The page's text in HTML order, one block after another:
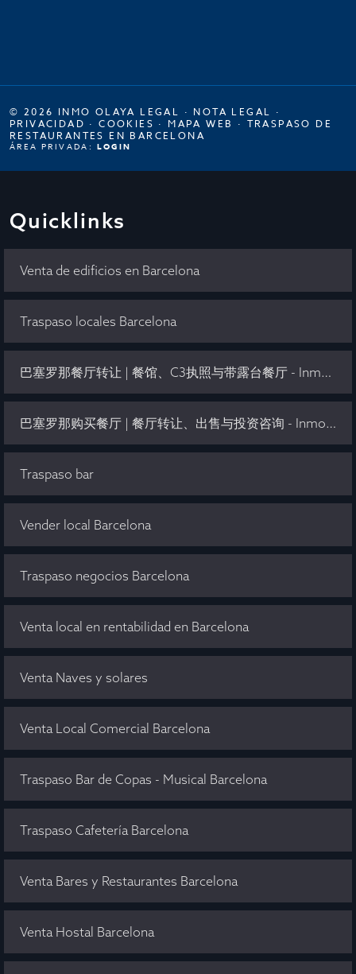
© 2026 INMO OLAYA LEGAL · NOTA LEGAL ·
PRIVACIDAD ·COOKIES · MAPA WEB · TRASPASO DE
RESTAURANTES EN BARCELONA
ÁREA PRIVADA: LOGIN
Quicklinks
Venta de edificios en Barcelona
Traspaso locales Barcelona
巴塞罗那餐厅转让 | 餐馆、C3执照与带露台餐厅 - Inmo Olaya
巴塞罗那购买餐厅 | 餐厅转让、出售与投资咨询 - Inmo Olaya
Traspaso bar
Vender local Barcelona
Traspaso negocios Barcelona
Venta local en rentabilidad en Barcelona
Venta Naves y solares
Venta Local Comercial Barcelona
Traspaso Bar de Copas - Musical Barcelona
Traspaso Cafetería Barcelona
Venta Bares y Restaurantes Barcelona
Venta Hostal Barcelona